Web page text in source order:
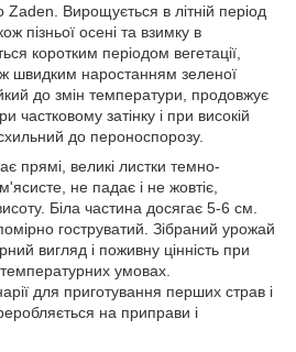
Zaden. Вирощується в літній період
пізньої осені та взимку в
коротким періодом вегетації,
швидким наростанням зеленої
до змін температури, продовжує
частковому затінку і при високій
до пероноспорозу.
прямі, великі листки темно-
не падає і не жовтіє,
Біла частина досягає 5-6 см.
гоструватий. Зібраний урожай
вигляд і поживну цінність при
умовах.
для приготування перших страв і
на приправи і